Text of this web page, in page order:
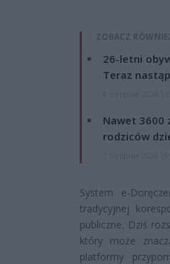
ZOBACZ
26-letni
Teraz
Nawet 3600
rodziców
System e-
tradycyjnej
publiczne. Dziś
który może
platformy